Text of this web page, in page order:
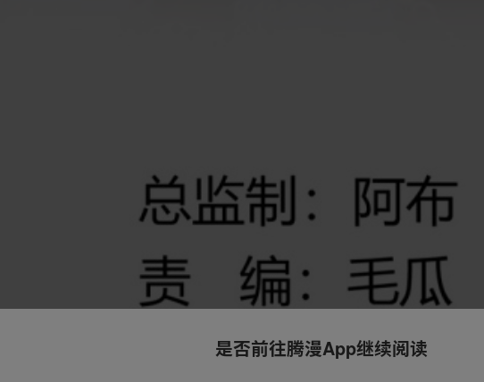
是否前往腾漫App继续阅读